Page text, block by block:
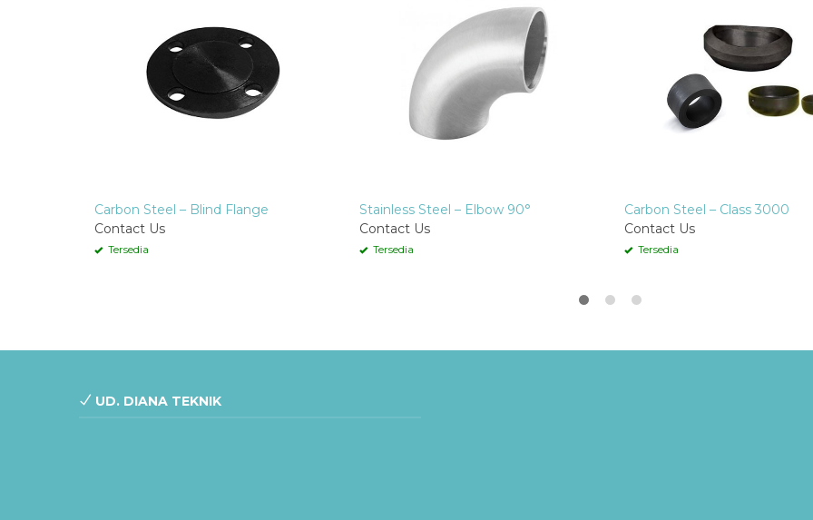
Carbon Steel – Blind Flange
Contact Us
Tersedia
Stainless Steel – Elbow 90°
Contact Us
Tersedia
Carbon Steel – Class 3000
Contact Us
Tersedia
UD. DIANA TEKNIK